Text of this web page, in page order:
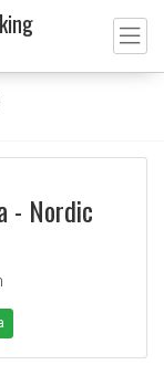
- Nordic